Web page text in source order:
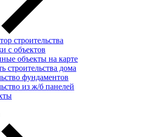
строительства
с объектов
объекты на карте
строительства дома
фундаментов
из ж/б панелей